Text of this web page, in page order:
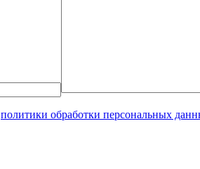
политики обработки персональных